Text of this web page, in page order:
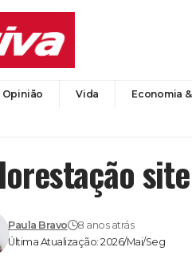
Opinião Vida Economia
site
Última Atualização: 2026/Mai/Seg
Paula Bravo 8 anos atrás